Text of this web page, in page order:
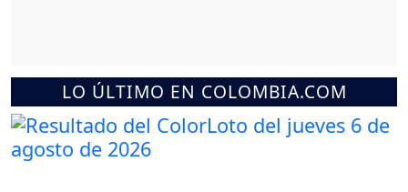
LO ÚLTIMO EN COLOMBIA.COM